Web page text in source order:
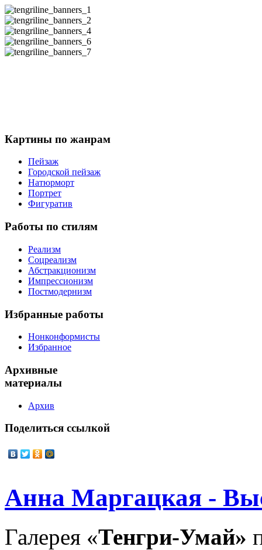
Картины по жанрам
Пейзаж
Городской пейзаж
Натюрморт
Портрет
Фигуратив
Работы по стилям
Реализм
Соцреализм
Абстракционизм
Импрессионизм
Постмодернизм
Избранные работы
Нонконформисты
Избранное
Архивные
материалы
Архив
Поделиться ссылкой
Анна Маргацкая -
Галерея «Тенгри-Умай»